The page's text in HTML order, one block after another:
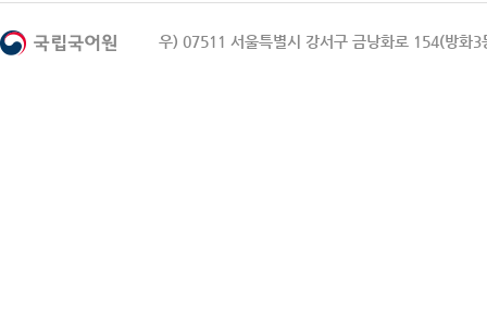
우) 07511 서울특별시 강서구 금낭화로 154(방화3